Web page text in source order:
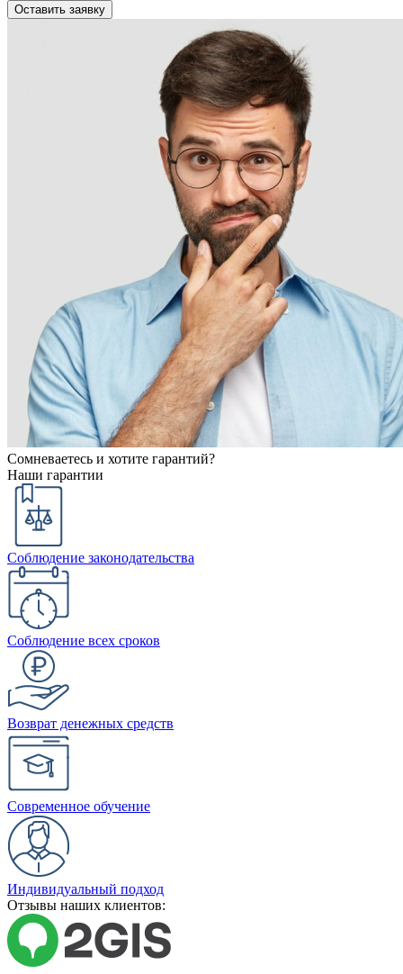
Оставить заявку
Сомневаетесь и хотите гарантий?
Наши гарантии
Соблюдение законодательства
Соблюдение всех сроков
Возврат денежных средств
Современное обучение
Индивидуальный подход
Отзывы наших клиентов: